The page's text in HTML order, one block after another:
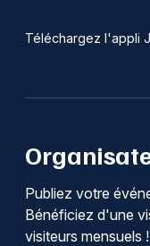
Téléchargez l'appli
Publiez votre
Bénéficiez d'une
visiteurs mensuels !